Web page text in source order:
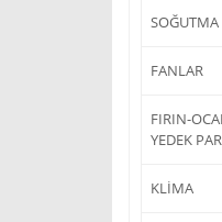
SOĞUTMA
FANLAR
FIRIN-
YEDEK
KLİMA